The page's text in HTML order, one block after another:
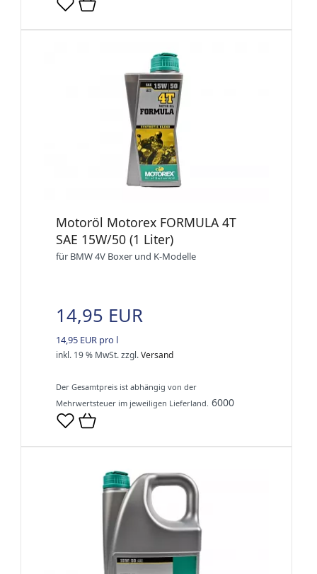
Motoröl Motorex FORMULA 4T
SAE 15W/50 (1 Liter)
für BMW 4V Boxer und K-Modelle
14,95 EUR
14,95 EUR pro l
inkl. 19 % MwSt.zzgl.Versand
Der Gesamtpreis ist abhängig von der
Mehrwertsteuer im jeweiligen Lieferland. 6000